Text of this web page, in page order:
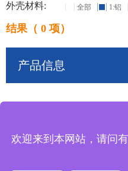
外壳材料: 全部 1:铝
结果（ 0 项）
产品信息
欢迎来到本网站，请问